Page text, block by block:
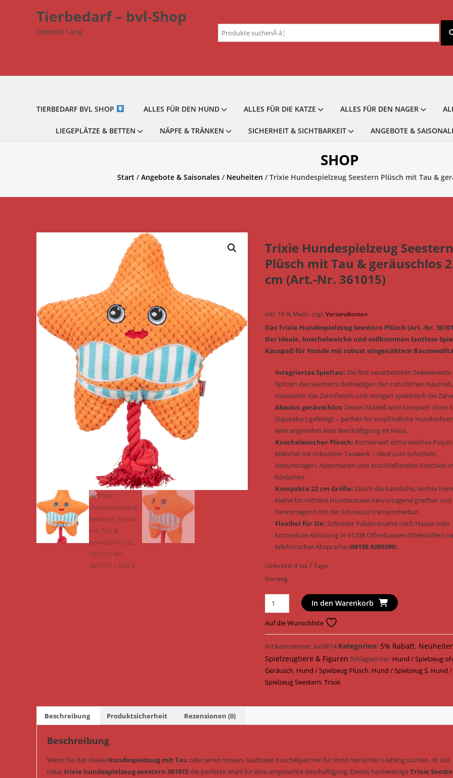
Tierbedarf – bvl-Shop
Dominik Lang
Suchen
nach:
TIERBEDARF BVL SHOP ALLES FÜR DEN HUND ALLES FÜR DIE KATZE ALLES FÜR DEN NAGER
LIEGEPLÄTZE & BETTEN NÄPFE & TRÄNKEN SICHERHEIT & SICHTBARKEIT ANGEBOTE &
SHOP
Start/Angebote & Saisonales/ Neuheiten / Trixie Hundespielzeug Seestern Plüsch mit Tau &
Trixie Hundespielzeug
Plüsch mit Tau & geräuschlos
cm (Art.-Nr. 361015)
inkl. 19 % MwSt. zzgl.Versandkosten
Das Trixie Hundespielzeug Seestern Plüsch (Art.-Nr.
Der ideale, kuschelweiche und vollkommen lautlose
Kauspaß für Hunde mit robust eingenähtem
Integriertes Spieltau: Die fest verarbeiteten
Spitzen des Seesterns befriedigen den natürlichen
massieren das Zahnfleisch und reinigen spielerisch die
Absolut geräuschlos: Dieses Modell wird komplett ohne
(Squeaker) gefertigt – perfekt für empfindliche
eine angenehm leise Beschäftigung im Haus.
Kuschelweicher Plüsch: Kombiniert extra weiches
Material mit robustem Tauwerk – ideal zum Schütteln,
Herumtragen, Apportieren und anschließenden Kuscheln
Körbchen.
Kompakte 22 cm Größe: Durch die handliche, leichte
kleine bis mittlere Hunderassen hervorragend greifbar und
hervorragend mit der Schnauze transportierbar.
Flexibel für Sie: Schneller Paketversand nach Hause oder
kostenlose Abholung in 91238 Offenhausen (Ittelshofen)
telefonischer Absprache (09158 9289399).
Lieferzeit:4 bis 7 Tage
Vorrätig
Trixie
Hundespielzeug
Seestern
Plüsch
mit
Tau
&
geräuschlos
Nr.
In den Warenkorb
Auf die Wunschliste
Artikelnummer: bvl9614Kategorien: 5% Rabatt,
Spielzeugtiere & Figuren Schlagwörter: Hund / Spielzeug
Geräusch, Hund / Spielzeug Plüsch, Hund / Spielzeug S, Hund /
Spielzeug Seestern,Trixie
Beschreibung Produktsicherheit Rezensionen (0)
Beschreibung
Wenn Sie das ideale Hundespielzeug mit Tau oder einen treuen, lautlosen Kuschelpartner für Ihren tierischen Liebling suchen, ist das
neuetrixie hundespielzeug seestern 361015die perfekte Wahl für eine artgerechte Beschäftigung. Dieses hochwertigeTrixie